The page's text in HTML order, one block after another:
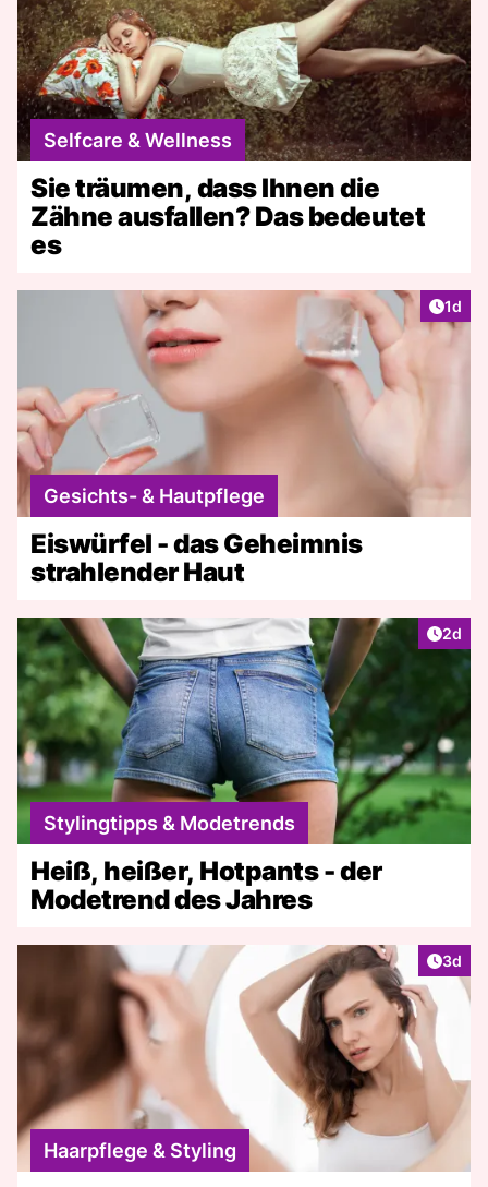
Selfcare & Wellness
Sie träumen, dass Ihnen die
Zähne ausfallen? Das bedeutet
es
1d
Gesichts- & Hautpflege
Eiswürfel - das Geheimnis
strahlender Haut
2d
Stylingtipps & Modetrends
Heiß, heißer, Hotpants - der
Modetrend des Jahres
3d
Haarpflege & Styling